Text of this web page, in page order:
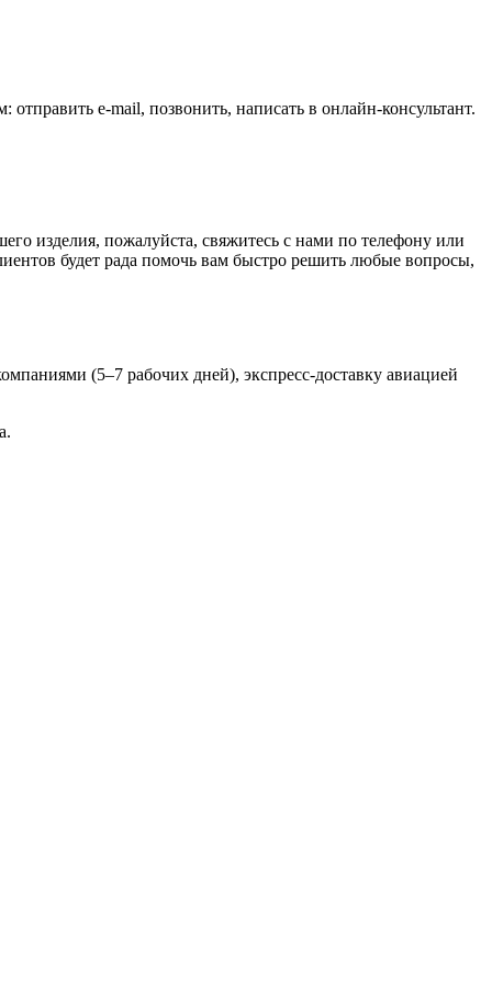
e-mail, позвонить, написать в онлайн-консультант.
изделия, пожалуйста, свяжитесь с нами по телефону или
будет рада помочь вам быстро решить любые вопросы,
(5–7 рабочих дней), экспресс-доставку авиацией